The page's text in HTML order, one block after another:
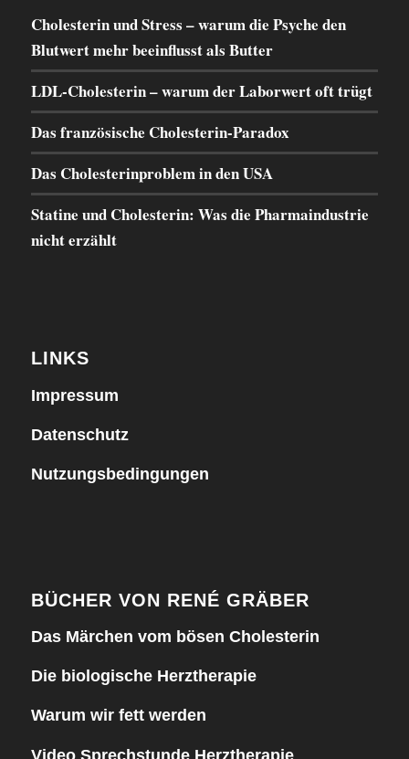
Cholesterin und Stress – warum die Psyche den
Blutwert mehr beeinflusst als Butter
LDL-Cholesterin – warum der Laborwert oft trügt
Das französische Cholesterin-Paradox
Das Cholesterinproblem in den USA
Statine und Cholesterin: Was die Pharmaindustrie
nicht erzählt
LINKS
Impressum
Datenschutz
Nutzungsbedingungen
BÜCHER VON RENÉ GRÄBER
Das Märchen vom bösen Cholesterin
Die biologische Herztherapie
Warum wir fett werden
Video Sprechstunde Herztherapie